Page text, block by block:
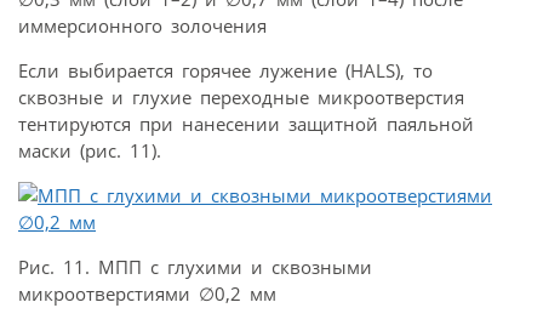
иммерсионного золочения
Если выбирается горячее лужение (HALS), то
сквозные и глухие переходные микроотверстия
тентируются при нанесении защитной паяльной
маски (рис. 11).
Рис. 11. МПП с глухими и сквозными
микроотверстиями ∅0,2 мм